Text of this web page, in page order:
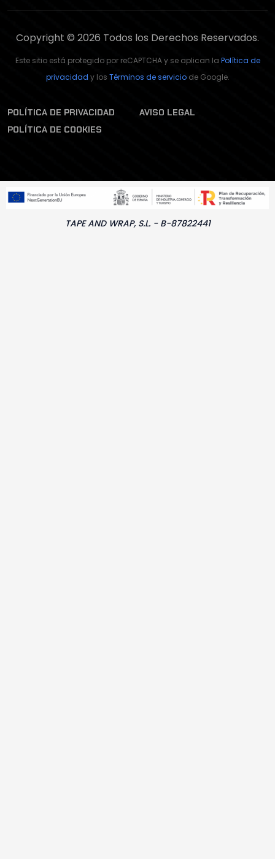
Copyright © 2026 Todos los Derechos Reservados.
Este sitio está protegido por reCAPTCHA y se aplican la Política de
privacidad y los Términos de serviciode Google.
POLÍTICA DE PRIVACIDAD
AVISO LEGAL
POLÍTICA DE COOKIES
TAPE AND WRAP, S.L. - B-87822441